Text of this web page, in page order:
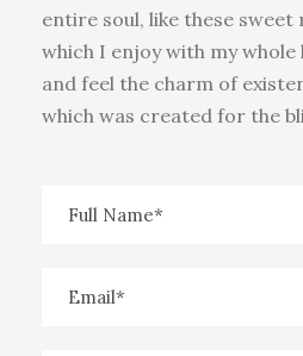
entire soul, like these
which I enjoy with my whole
and feel the charm of
which was created for the